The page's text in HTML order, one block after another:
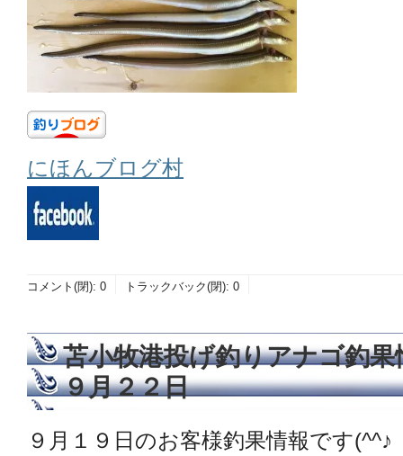
にほんブログ村
コメント(閉): 0 トラックバック(閉): 0
苫小牧港投げ釣りアナゴ釣
９月２２日
９月１９日のお客様釣果情報です(^^♪